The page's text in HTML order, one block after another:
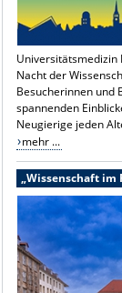
Universitätsmedizin
Nacht der
Besucherinnen und
spannenden
Neugierige jeden
mehr ...
„Wissenschaft im